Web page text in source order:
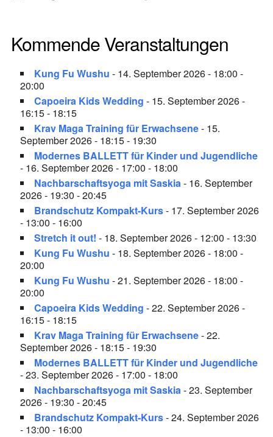
Kommende Veranstaltungen
Kung Fu Wushu - 14. September 2026 - 18:00 -
20:00
Capoeira Kids Wedding - 15. September 2026 -
16:15 - 18:15
Krav Maga Training für Erwachsene- 15.
September 2026 - 18:15 - 19:30
Modernes BALLETT für Kinder und Jugendliche
- 16. September 2026 - 17:00 - 18:00
Nachbarschaftsyoga mit Saskia- 16. September
2026 - 19:30 - 20:45
Brandschutz Kompakt-Kurs- 17. September 2026
- 13:00 - 16:00
Stretch it out! - 18. September 2026 - 12:00 - 13:30
Kung Fu Wushu - 18. September 2026 - 18:00 -
20:00
Kung Fu Wushu - 21. September 2026 - 18:00 -
20:00
Capoeira Kids Wedding - 22. September 2026 -
16:15 - 18:15
Krav Maga Training für Erwachsene- 22.
September 2026 - 18:15 - 19:30
Modernes BALLETT für Kinder und Jugendliche
- 23. September 2026 - 17:00 - 18:00
Nachbarschaftsyoga mit Saskia- 23. September
2026 - 19:30 - 20:45
Brandschutz Kompakt-Kurs- 24. September 2026
- 13:00 - 16:00